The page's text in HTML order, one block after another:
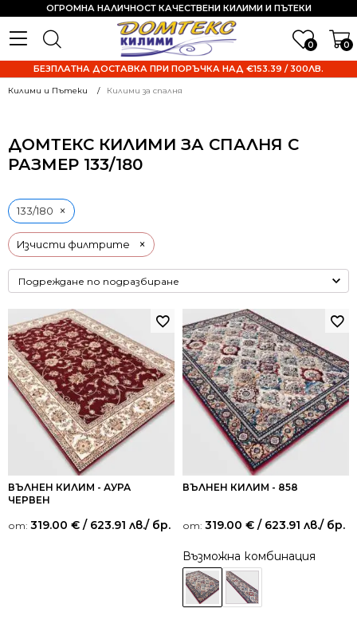
0 0
ОГРОМНА НАЛИЧНОСТ КАЧЕСТВЕНИ КИЛИМИ И ПЪТЕКИ
БЕЗПЛАТНА ДОСТАВКА ПРИ ПОРЪЧКА НАД €153.39 / 300ЛВ.
Килими и Пътеки Килими за спалня
ДОМТЕКС КИЛИМИ ЗА СПАЛНЯ С
РАЗМЕР 133/180
Изчисти филтрите ×
133/180 ×
ВЪЛНЕН КИЛИМ - АУРА
ЧЕРВЕН
от: 319.00 € / 623.91 лв./ бр.
ВЪЛНЕН КИЛИМ - 858
от: 319.00 € / 623.91 лв./ бр.
Възможна комбинация